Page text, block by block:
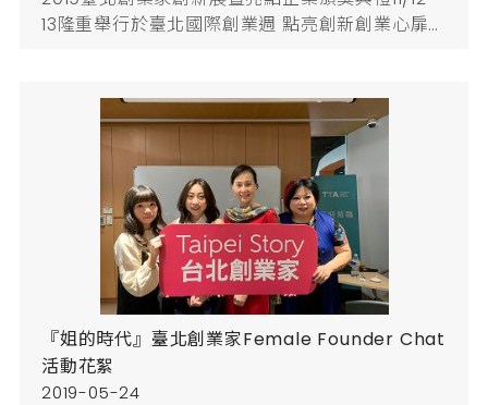
13隆重舉行於臺北國際創業週 點亮創新創業心扉
(二)至11月13日(三)於Syntrend 三創生活園區12F
辦理「2019臺北創業家創新展暨亮點企業頒獎典
禮」，以「亮點企業，點亮臺北」為主題，會場設
置「智慧創新」、「生活創意」、「品牌臺北」、
『姐的時代』臺北創業家Female Founder Chat
活動花絮
2019-05-24